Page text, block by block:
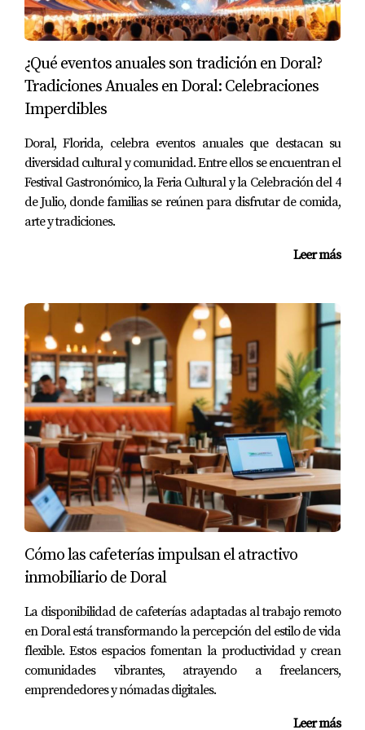
Caso 3: Gestión Eficiente de
Propiedades
La gestión de propiedades es otro aspecto donde la
inteligencia artificial está haciendo una diferencia
significativa. Los sistemas basados en IA pueden ayudar
a los propietarios a gestionar sus propiedades de manera
más eficiente al automatizar tareas como el
mantenimiento programado o el seguimiento de pagos
de alquiler. En Doral, un grupo de inversionistas decidió
utilizar una plataforma que integra IA para gestionar su
cartera de propiedades. Esta plataforma les permitió
costosas reparaciones. Además, gracias al análisis de
datos, pudieron identificar qué propiedades generaban
mayores ingresos y cuáles necesitaban atención
adicional.
“La IA nos ha permitido ser proactivos en
lugar de reactivos; eso ha cambiado
completamente nuestra forma de operar.”
La gestión eficiente no solo aumenta la rentabilidad, sino
que también mejora la satisfacción del inquilino al
garantizar que sus necesidades sean atendidas
rápidamente.
Conclusión
El impacto de la inteligencia artificial en el mercado
inmobiliario de Doral es innegable. Desde el análisis
predictivo hasta la mejora en la experiencia del cliente y
¿Qué eventos anuales son tradición en Doral?
Tradiciones Anuales en Doral: Celebraciones
Imperdibles
Doral, Florida, celebra eventos anuales que destacan su
diversidad cultural y comunidad. Entre ellos se encuentran el
Festival Gastronómico, la Feria Cultural y la Celebración del 4
de Julio, donde familias se reúnen para disfrutar de comida,
arte y tradiciones.
Leer más
Cómo las cafeterías impulsan el atractivo
inmobiliario de Doral
La disponibilidad de cafeterías adaptadas al trabajo remoto
en Doral está transformando la percepción del estilo de vida
flexible. Estos espacios fomentan la productividad y crean
comunidades vibrantes, atrayendo a freelancers,
emprendedores y nómadas digitales.
Leer más